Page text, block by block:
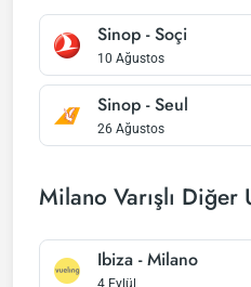
Sinop - Soçi
10 Ağustos
Sinop - Seul
26 Ağustos
Milano Varışlı Diğer
Ibiza - Milano
4 Eylül